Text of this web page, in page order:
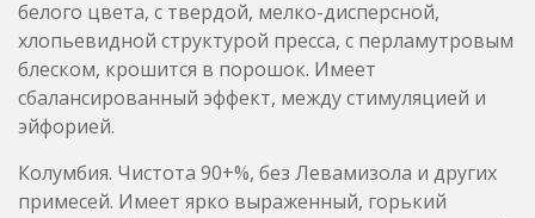
Колумбия. Чистота 90+%, без Левамизола и других
примесей. Имеет ярко выраженный, горький
кокаиновый запах. Брикет белого цвета, с твердой,
мелко-дисперсной, хлопьевидной структурой
пресса, блестит не сильно, крошится в порошок.
Имеет преимущественно приятный, стимовый
эффект, с легкой эйфорией.